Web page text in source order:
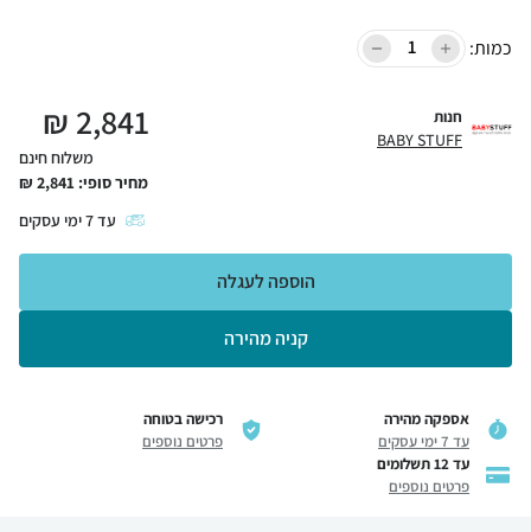
כמות:
חנות
BABY STUFF
2,841
₪
משלוח חינם
מחיר סופי: 2,841
₪
עד7ימי עסקים
קניה מהירה
הוספה לעגלה
אספקה מהירה
עד 7 ימי עסקים
רכישה בטוחה
פרטים נוספים
עד 12 תשלומים
פרטים נוספים